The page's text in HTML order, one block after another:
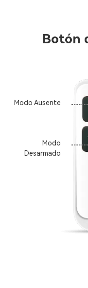
Botón
Modo Ausente
Modo
Desarmado